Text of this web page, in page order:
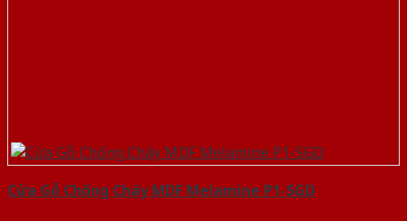
Cửa Gỗ Chống Cháy MDF Melamine P1-SGD